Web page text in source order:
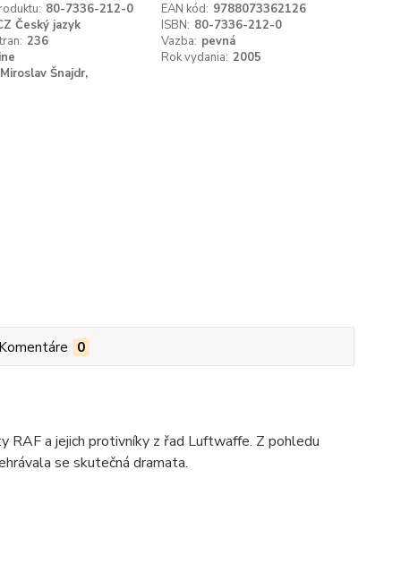
80-7336-212-0 EAN kód: 9788073362126
Český jazyk
ISBN: 80-7336-212-0
236 Vazba: pevná
Rok vydania: 2005
Miroslav Šnajdr,
0
RAF a jejich protivníky z řad Luftwaffe. Z pohledu
se skutečná dramata.